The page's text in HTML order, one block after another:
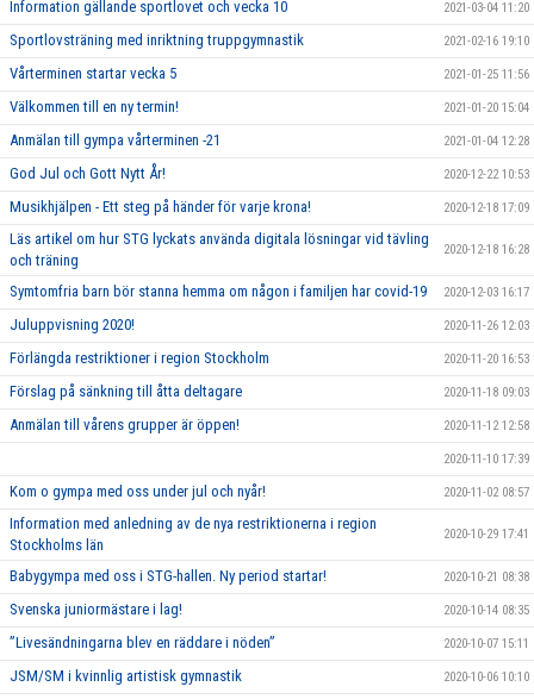
Information gällande sportlovet och vecka 10 2021-03-04 11:20
Sportlovsträning med inriktning truppgymnastik 2021-02-16 19:10
Vårterminen startar vecka 5 2021-01-25 11:56
Välkommen till en ny termin! 2021-01-20 15:04
Anmälan till gympa vårterminen -21 2021-01-04 12:28
God Jul och Gott Nytt År! 2020-12-22 10:53
Musikhjälpen - Ett steg på händer för varje krona! 2020-12-18 17:09
Läs artikel om hur STG lyckats använda digitala lösningar vid tävling
och träning
2020-12-18 16:28
Symtomfria barn bör stanna hemma om någon i familjen har covid-19 2020-12-03 16:17
Juluppvisning 2020! 2020-11-26 12:03
Förlängda restriktioner i region Stockholm 2020-11-20 16:53
Förslag på sänkning till åtta deltagare 2020-11-18 09:03
Anmälan till vårens grupper är öppen! 2020-11-12 12:58
2020-11-10 17:39
Kom o gympa med oss under jul och nyår! 2020-11-02 08:57
Information med anledning av de nya restriktionerna i region
Stockholms län
2020-10-29 17:41
Babygympa med oss i STG-hallen. Ny period startar! 2020-10-21 08:38
Svenska juniormästare i lag! 2020-10-14 08:35
”Livesändningarna blev en räddare i nöden” 2020-10-07 15:11
JSM/SM i kvinnlig artistisk gymnastik 2020-10-06 10:10